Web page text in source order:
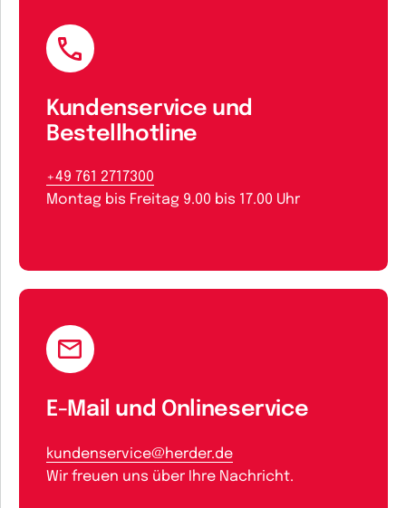
Kundenservice und
Bestellhotline
+49 761 2717300
Montag bis Freitag 9.00 bis 17.00 Uhr
E-Mail und Onlineservice
kundenservice@herder.de
Wir freuen uns über Ihre Nachricht.